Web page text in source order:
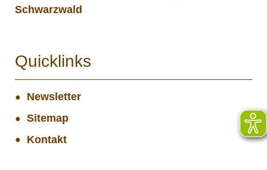
Schwarzwald
Quicklinks
Newsletter
Sitemap
Kontakt